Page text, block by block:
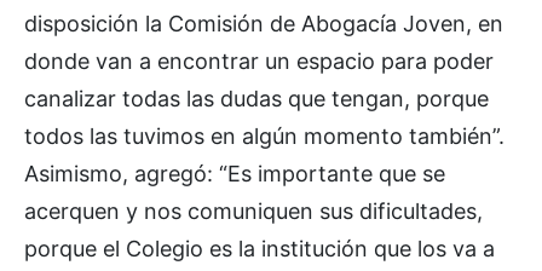
disposición la Comisión de Abogacía Joven, en
donde van a encontrar un espacio para poder
canalizar todas las dudas que tengan, porque
todos las tuvimos en algún momento también”.
Asimismo, agregó: “Es importante que se
acerquen y nos comuniquen sus dificultades,
porque el Colegio es la institución que los va a